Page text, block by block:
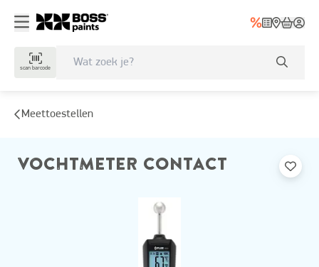
scan barcode
Meettoestellen
VOCHTMETER CONTACT